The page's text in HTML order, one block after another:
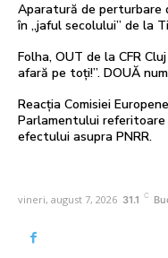
Aparatură de perturbare
în „jaful secolului” de la
Folha, OUT de la CFR
afară pe toți!”. DOUĂ
Reacția Comisiei
Parlamentului
efectului asupra PNRR.
vineri, august 7, 2026 31.1 C